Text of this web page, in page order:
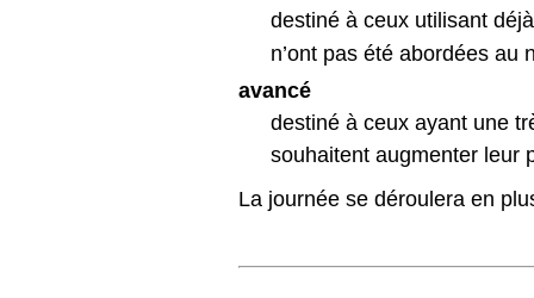
destiné à ceux utilisant
n’ont pas été abordées au
avancé
destiné à ceux ayant une
souhaitent augmenter leur
La journée se déroulera en